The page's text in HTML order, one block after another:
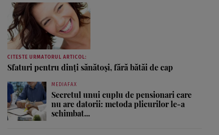
CITESTE URMATORUL ARTICOL:
Sfaturi pentru dinţi sănătoşi, fără bătăi de cap
MEDIAFAX
Secretul unui cuplu de pensionari care
nu are datorii: metoda plicurilor le-a
schimbat...